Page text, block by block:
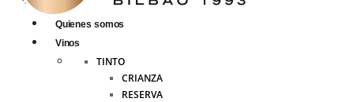
Quienes somos
Vinos
TINTO
CRIANZA
RESERVA